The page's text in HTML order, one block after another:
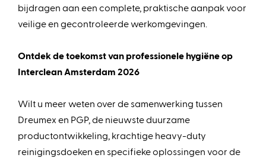
bijdragen aan een complete, praktische aanpak voor
veilige en gecontroleerde werkomgevingen.
Ontdek de toekomst van professionele hygiëne op
Interclean Amsterdam 2026
Wilt u meer weten over de samenwerking tussen
Dreumex en PGP, de nieuwste duurzame
productontwikkeling, krachtige heavy-duty
reinigingsdoeken en specifieke oplossingen voor de